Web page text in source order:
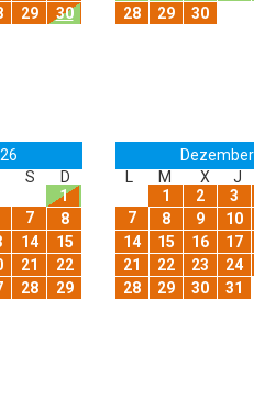
29
30
28
29 30
S
D
1
7
8
14
15
21
22
28
29
M X J
1
2 3
7
8 9 10
14
15 16 17
21
22 23 24
28
29 30 31